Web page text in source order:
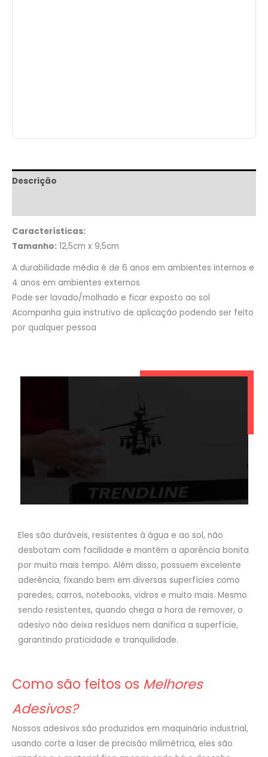
Descrição
Características:
Tamanho: 12,5cm x 9,5cm
A durabilidade média é de 6 anos em ambientes internos e
4 anos em ambientes externos
Pode ser lavado/molhado e ficar exposto ao sol
Acompanha guia instrutivo de aplicação podendo ser feito
por qualquer pessoa
Eles são duráveis, resistentes à água e ao sol, não
desbotam com facilidade e mantêm a aparência bonita
por muito mais tempo. Além disso, possuem excelente
aderência, fixando bem em diversas superfícies como
paredes, carros, notebooks, vidros e muito mais. Mesmo
sendo resistentes, quando chega a hora de remover, o
adesivo não deixa resíduos nem danifica a superfície,
garantindo praticidade e tranquilidade.
Como são feitos os Melhores
Adesivos?
Nossos adesivos são produzidos em maquinário industrial,
usando corte a laser de precisão milimétrica, eles são